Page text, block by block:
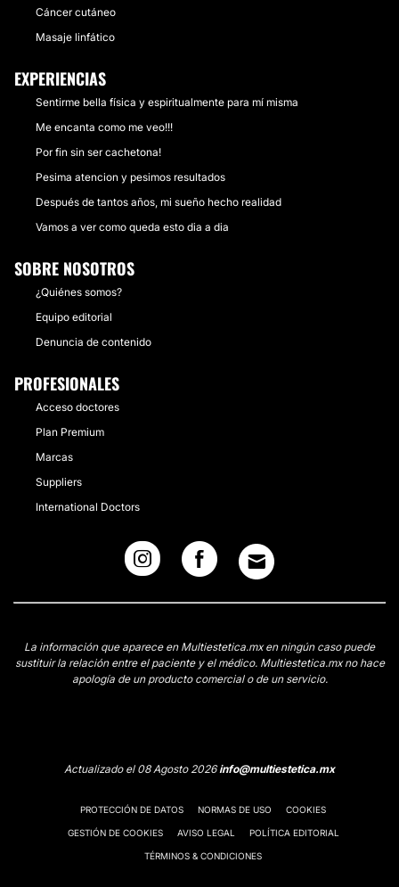
Cáncer cutáneo
Masaje linfático
EXPERIENCIAS
Sentirme bella física y espiritualmente para mí misma
Me encanta como me veo!!!
Por fin sin ser cachetona!
Pesima atencion y pesimos resultados
Después de tantos años, mi sueño hecho realidad
Vamos a ver como queda esto dia a dia
SOBRE NOSOTROS
¿Quiénes somos?
Equipo editorial
Denuncia de contenido
PROFESIONALES
Acceso doctores
Plan Premium
Marcas
Suppliers
International Doctors
La información que aparece en Multiestetica.mx en ningún caso puede
sustituir la relación entre el paciente y el médico. Multiestetica.mx no hace
apología de un producto comercial o de un servicio.
Actualizado el 08 Agosto 2026info@multiestetica.mx
PROTECCIÓN DE DATOS NORMAS DE USO COOKIES
GESTIÓN DE COOKIES AVISO LEGAL POLÍTICA EDITORIAL
TÉRMINOS & CONDICIONES